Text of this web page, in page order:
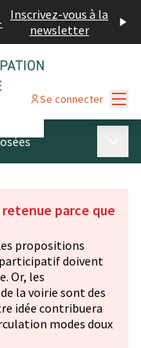
Inscrivez-vous à la
newsletter
Se connecter
parce que
propositions
participatif doivent
Or, les
la voirie sont des
idée contribuera
modes doux